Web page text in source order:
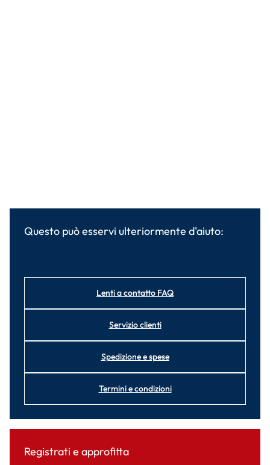
Questo può esservi ulteriormente d'aiuto:
Lenti a contatto FAQ
Servizio clienti
Spedizione e spese
Termini e condizioni
Registrati e approfitta